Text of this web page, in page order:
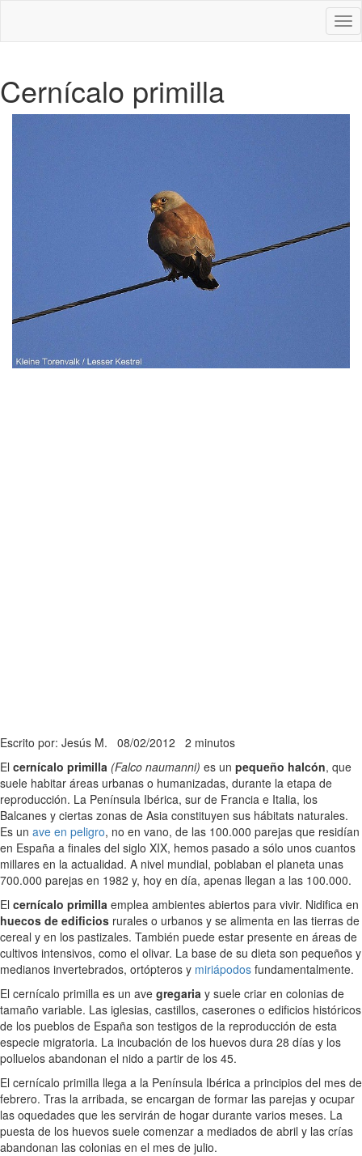
Cernícalo primilla
Escrito por: Jesús M. 08/02/2012 2 minutos
El cernícalo primilla (Falco naumanni) es un pequeño halcón, que
suele habitar áreas urbanas o humanizadas, durante la etapa de
reproducción. La Península Ibérica, sur de Francia e Italia, los
Balcanes y ciertas zonas de Asia constituyen sus hábitats naturales.
Es un ave en peligro, no en vano, de las 100.000 parejas que residían
en España a finales del siglo XIX, hemos pasado a sólo unos cuantos
millares en la actualidad. A nivel mundial, poblaban el planeta unas
700.000 parejas en 1982 y, hoy en día, apenas llegan a las 100.000.
El cernícalo primilla emplea ambientes abiertos para vivir. Nidifica en
huecos de edificios rurales o urbanos y se alimenta en las tierras de
cereal y en los pastizales. También puede estar presente en áreas de
cultivos intensivos, como el olivar. La base de su dieta son pequeños y
medianos invertebrados, ortópteros y miriápodos fundamentalmente.
El cernícalo primilla es un ave gregaria y suele criar en colonias de
tamaño variable. Las iglesias, castillos, caserones o edificios históricos
de los pueblos de España son testigos de la reproducción de esta
especie migratoria. La incubación de los huevos dura 28 días y los
polluelos abandonan el nido a partir de los 45.
El cernícalo primilla llega a la Península Ibérica a principios del mes de
febrero. Tras la arribada, se encargan de formar las parejas y ocupar
las oquedades que les servirán de hogar durante varios meses. La
puesta de los huevos suele comenzar a mediados de abril y las crías
abandonan las colonias en el mes de julio.